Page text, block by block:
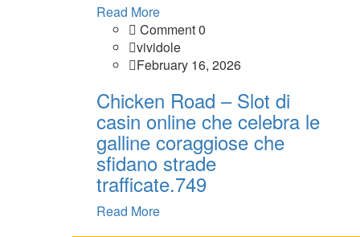
Read More
Comment 0
vividole
February 16, 2026
Chicken Road – Slot di
casin online che celebra le
galline coraggiose che
sfidano strade
trafficate.749
Read More